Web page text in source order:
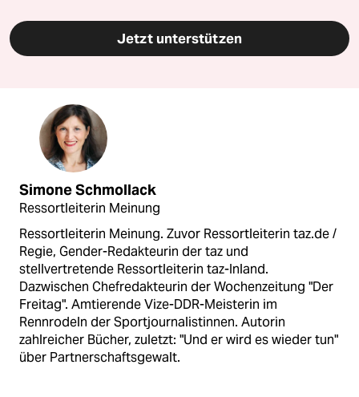
Jetzt unterstützen
Simone Schmollack
Ressortleiterin Meinung
Ressortleiterin Meinung. Zuvor Ressortleiterin taz.de /
Regie, Gender-Redakteurin der taz und
stellvertretende Ressortleiterin taz-Inland.
Dazwischen Chefredakteurin der Wochenzeitung "Der
Freitag". Amtierende Vize-DDR-Meisterin im
Rennrodeln der Sportjournalistinnen. Autorin
zahlreicher Bücher, zuletzt: "Und er wird es wieder tun"
über Partnerschaftsgewalt.